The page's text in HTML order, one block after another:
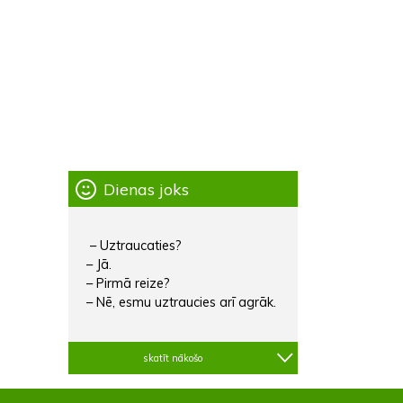
Dienas joks
– Uztraucaties?
– Jā.
– Pirmā reize?
– Nē, esmu uztraucies arī agrāk.
skatīt nākošo